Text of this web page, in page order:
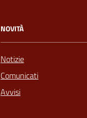
NOVITÀ
Notizie
Comunicati
Avvisi